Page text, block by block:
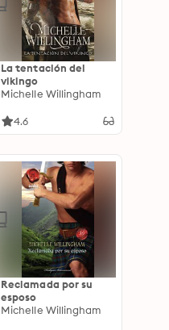
La tentación del
vikingo
Michelle Willingham
4.6
Reclamada por su
esposo
Michelle Willingham